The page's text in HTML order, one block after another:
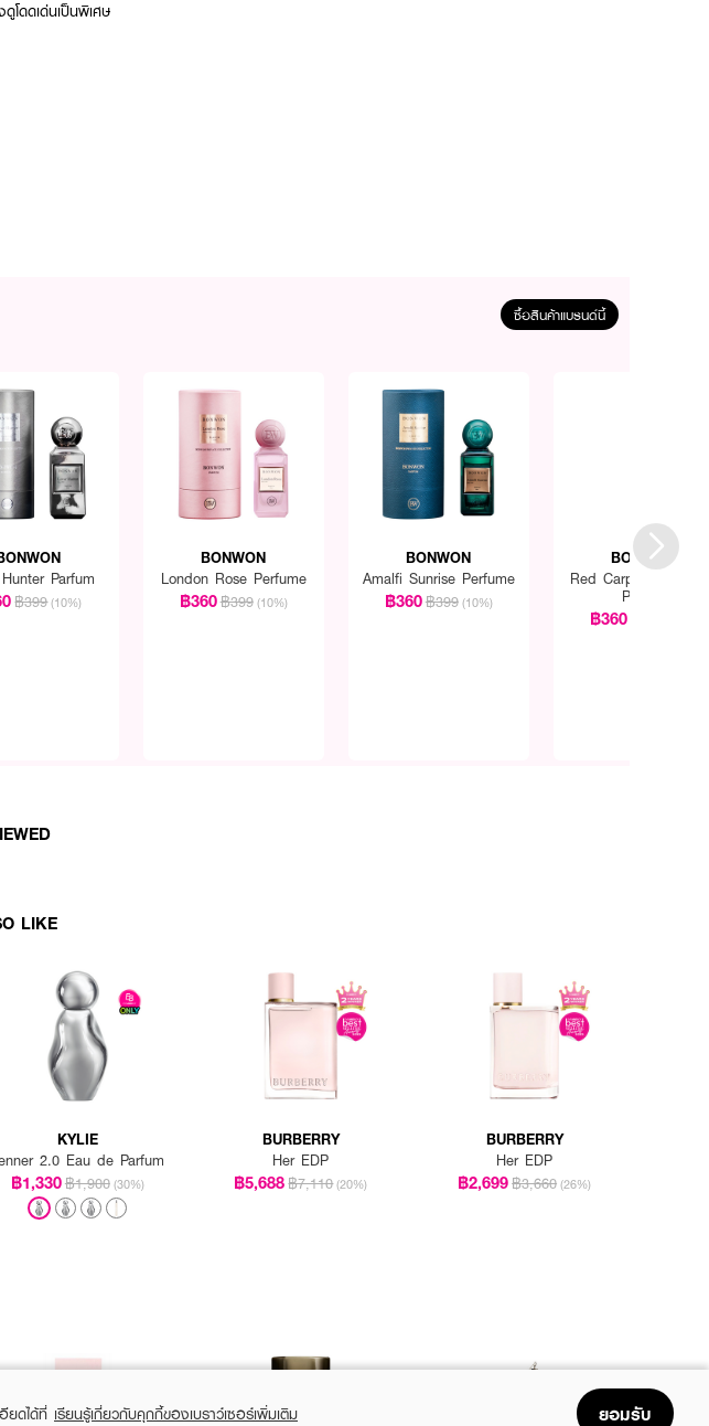
โดดเด่นเป็นพิเศษ
ซื้อสินค้าแบรนด์นี้
Parfum
฿399 (10%)
BONWON
London Rose Perfume
฿360฿399 (10%)
BONWON
Amalfi Sunrise Perfume
฿360฿399 (10%)
BONWON
Red Carpet Extrait
Parfum
฿360
LIKE
KYLIE
2.0 Eau de Parfum
฿1,330฿1,900 (30%)
BURBERRY
Her EDP
฿5,688฿7,110 (20%)
BURBERRY
Her EDP
฿2,699฿3,660 (26%)
ยดได้ที่ เรียนรู้เกี่ยวกับคุกกี้ของเบราว์เซอร์เพิ่มเติม ยอมรับ